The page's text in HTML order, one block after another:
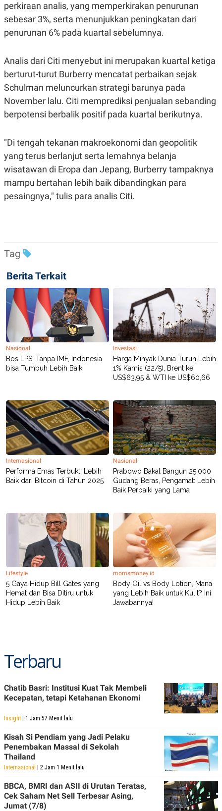
S
A
T
A
A
G
E
K
O
N
T
N
V
L
P
S
S
JARINGAN
K
N
A
M
P
E
S
E
D
L
A
N
G
A
N
C
E
K
I
N
E
M
I
T
E
P
A
P
E
R
A
D
V
E
R
T
I
S
I
N
D
SITEMAP
PRIVACY
perkiraan analis, yang memperkirakan penurunan
sebesar 3%, serta menunjukkan peningkatan dari
penurunan 6% pada kuartal sebelumnya.
Analis dari Citi menyebut ini merupakan kuartal ketiga
berturut-turut Burberry mencatat perbaikan sejak
Schulman meluncurkan strategi barunya pada
November lalu. Citi memprediksi penjualan sebanding
berpotensi berbalik positif pada kuartal berikutnya.
"Di tengah tekanan makroekonomi dan geopolitik
yang terus berlanjut serta lemahnya belanja
wisatawan di Eropa dan Jepang, Burberry tampaknya
mampu bertahan lebih baik dibandingkan para
pesaingnya," tulis para analis Citi.
Tag
Berita Terkait
Nasional
Bos LPS: Tanpa IMF, Indonesia
bisa Tumbuh Lebih Baik
Investasi
Harga Minyak Dunia Turun Lebih
1% Kamis (22/5), Brent ke
US$63,95 & WTI ke US$60,66
Internasional
Performa Emas Terbukti Lebih
Baik dari Bitcoin di Tahun 2025
Nasional
Prabowo Bakal Bangun 25.000
Gudang Beras, Pengamat: Lebih
Baik Perbaiki yang Lama
Lifestyle
5 Gaya Hidup Bill Gates yang
Hemat dan Bisa Ditiru untuk
Hidup Lebih Baik
momsmoney.id
Body Oil vs Body Lotion, Mana
yang Lebih Baik untuk Kulit? Ini
Jawabannya!
Terbaru
Chatib Basri: Institusi Kuat Tak Membeli
Kecepatan, tetapi Ketahanan Ekonomi
Insight | 1 Jam 57 Menit lalu
Kisah Si Pendiam yang Jadi Pelaku
Penembakan Massal di Sekolah
Thailand
Internasional | 2 Jam 1 Menit lalu
BBCA, BMRI dan ASII di Urutan Teratas,
Cek Saham Net Sell Terbesar Asing,
Jumat (7/8)